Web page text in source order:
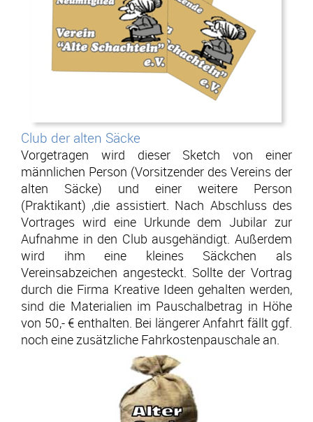
Club der alten Säcke
Vorgetragen wird dieser Sketch von einer
männlichen Person (Vorsitzender des Vereins der
alten Säcke) und einer weitere Person
(Praktikant) ,die assistiert. Nach Abschluss des
Vortrages wird eine Urkunde dem Jubilar zur
Aufnahme in den Club ausgehändigt. Außerdem
wird ihm eine kleines Säckchen als
Vereinsabzeichen angesteckt. Sollte der Vortrag
durch die Firma Kreative Ideen gehalten werden,
sind die Materialien im Pauschalbetrag in Höhe
von 50,- € enthalten. Bei längerer Anfahrt fällt ggf.
noch eine zusätzliche Fahrkostenpauschale an.